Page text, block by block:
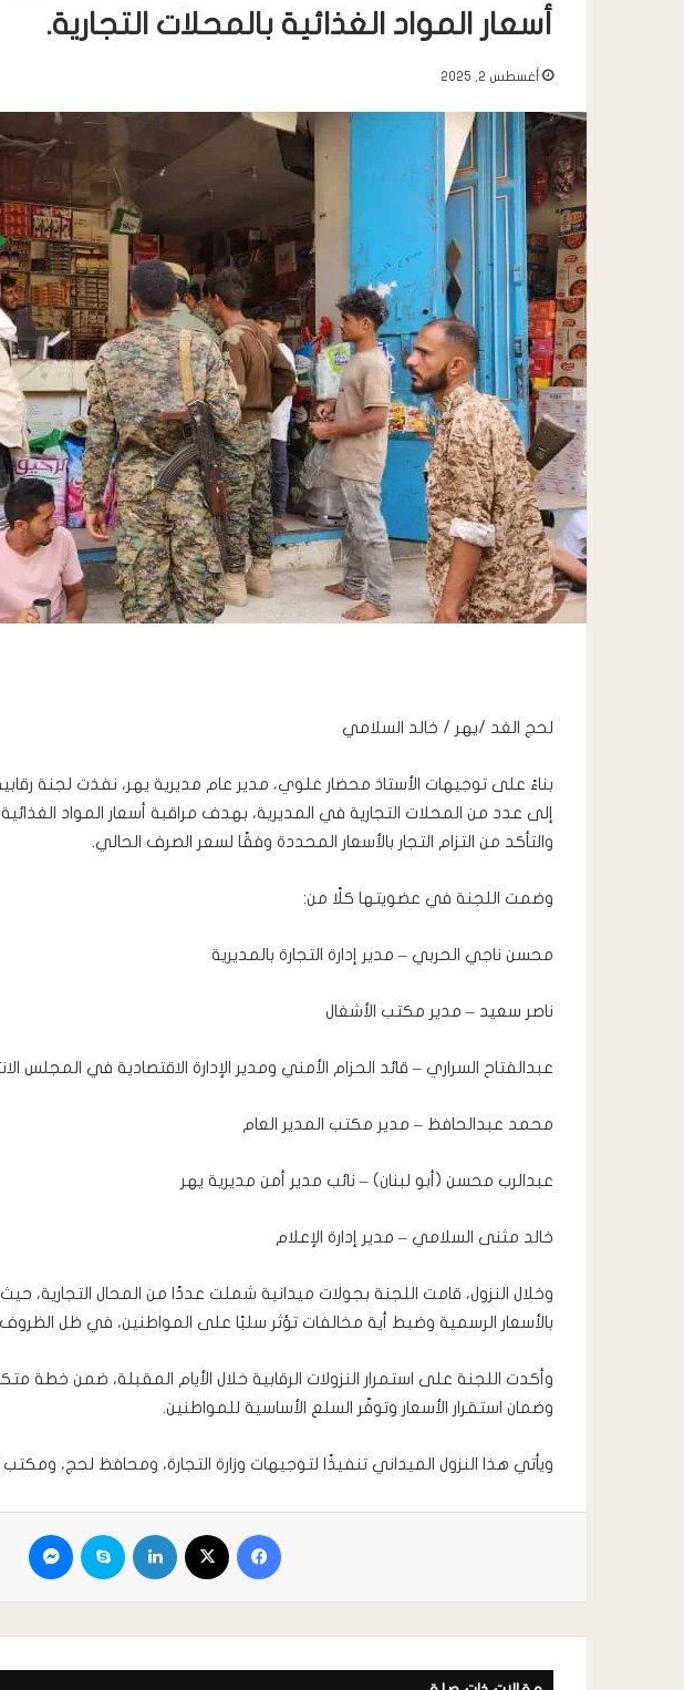
أسعار المواد الغذائية بالمحلات التجارية.
أغسطس 2, 2025
لحج الغد /يهر / خالد السلامي
بناءً على توجيهات الأستاذ محضار علوي، مدير عام مديرية يهر، نفذت لجنة رقابية
إلى عدد من المحلات التجارية في المديرية، بهدف مراقبة أسعار المواد
والتأكد من التزام التجار بالأسعار المحددة وفقًا لسعر الصرف الحالي.
وضمت اللجنة في عضويتها كلًا من:
محسن ناجي الحربي – مدير إدارة التجارة بالمديرية
ناصر سعيد – مدير مكتب الأشغال
عبدالفتاح السراري – قائد الحزام الأمني ومدير الإدارة الاقتصادية في المجلس
محمد عبدالحافظ – مدير مكتب المدير العام
عبدالرب محسن (أبو لبنان) – نائب مدير أمن مديرية يهر
خالد مثنى السلامي – مدير إدارة الإعلام
وخلال النزول، قامت اللجنة بجولات ميدانية شملت عددًا من المحال التجارية، حيث
بالأسعار الرسمية وضبط أية مخالفات تؤثر سلبًا على المواطنين، في ظل الظروف
وأكدت اللجنة على استمرار النزولات الرقابية خلال الأيام المقبلة، ضمن
وضمان استقرار الأسعار وتوفّر السلع الأساسية للمواطنين.
ويأتي هذا النزول الميداني تنفيذًا لتوجيهات وزارة التجارة، ومحافظ لحج،
خطاب” يعزي في وفاة المناضل سعيد
صالح المقرعي